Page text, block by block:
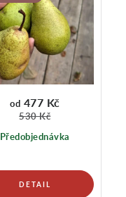
Předobjednávka
od 477 Kč
530 Kč